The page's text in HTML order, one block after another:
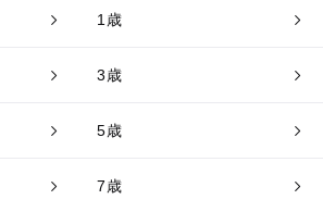
1歳
3歳
5歳
7歳